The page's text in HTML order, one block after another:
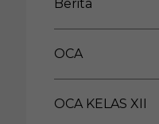
Berita
OCA
OCA KELAS XII